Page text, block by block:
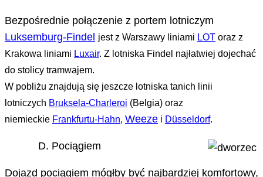
Bezpośrednie połączenie z portem lotniczym
Luksemburg-Findel jest z Warszawy liniami LOT oraz z
Krakowa liniami Luxair. Z lotniska Findel najłatwiej dojechać
do stolicy tramwajem.
W pobliżu znajdują się jeszcze lotniska tanich linii
lotniczych Bruksela-Charleroi (Belgia) oraz
niemieckie Frankfurtu-Hahn, Weeze i Düsseldorf.
Pociągiem
Dojazd pociągiem mógłby być najbardziej komfortowy,